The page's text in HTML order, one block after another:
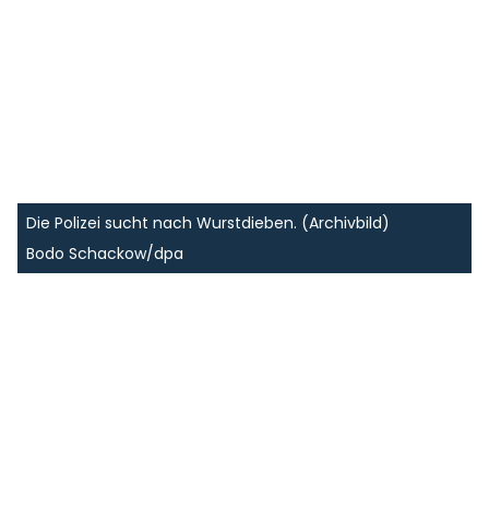
Die Polizei sucht nach Wurstdieben. (Archivbild)
Bodo Schackow/dpa